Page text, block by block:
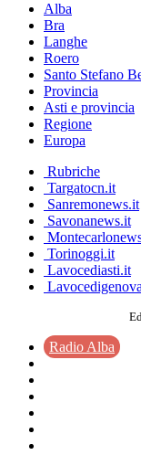
Alba
Bra
Langhe
Roero
Santo Stefano
Provincia
Asti e provincia
Regione
Europa
Rubriche
Targatocn.it
Sanremonews.it
Savonanews.it
Torinoggi.it
Lavocediasti.it
Radio Alba